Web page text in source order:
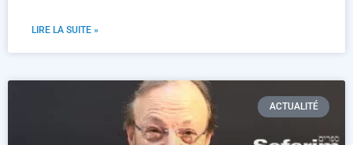
LIRE LA SUITE »
ACTUALITÉ